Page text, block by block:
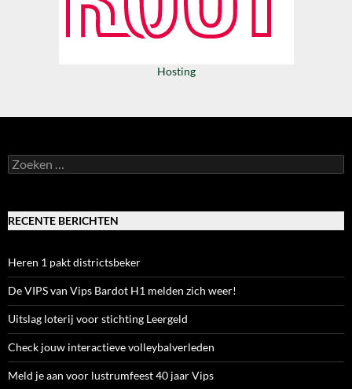
Hosting
Zoeken
naar:
RECENTE BERICHTEN
Heren 1 pakt districtsbeker
De VIPS van Vips Bardot H1 melden zich weer!
Uitslag loterij voor stichting Leergeld
Check jouw interactieve volleybalverleden
Meld je aan voor lustrumfeest 40 jaar Vips